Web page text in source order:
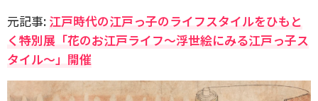
元記事: 江戸時代の江戸っ子のライフスタイルをひもと
く特別展「花のお江戸ライフ～浮世絵にみる江戸っ子ス
タイル～」開催